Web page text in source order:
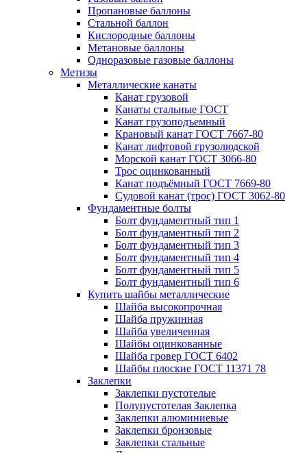
Пропановые баллоны
Стальной баллон
Кислородные баллоны
Метановые баллоны
Одноразовые газовые баллоны
Метизы
Металлические канаты
Канат грузовой
Канаты стальные ГОСТ
Канат грузоподъемный
Крановый канат ГОСТ 7667-80
Канат лифтовой грузолюдской
Морской канат ГОСТ 3066-80
Трос оцинкованный
Канат подъёмный ГОСТ 7669-80
Судовой канат (трос) ГОСТ 3062-80
Фундаментные болты
Болт фундаментный тип 1
Болт фундаментный тип 2
Болт фундаментный тип 3
Болт фундаментный тип 4
Болт фундаментный тип 5
Болт фундаментный тип 6
Купить шайбы металлические
Шайба высокопрочная
Шайба пружинная
Шайба увеличенная
Шайбы оцинкованные
Шайба гровер ГОСТ 6402
Шайбы плоские ГОСТ 11371 78
Заклепки
Заклепки пустотелые
Полупустотелая Заклепка
Заклепки алюминиевые
Заклепки бронзовые
Заклепки стальные